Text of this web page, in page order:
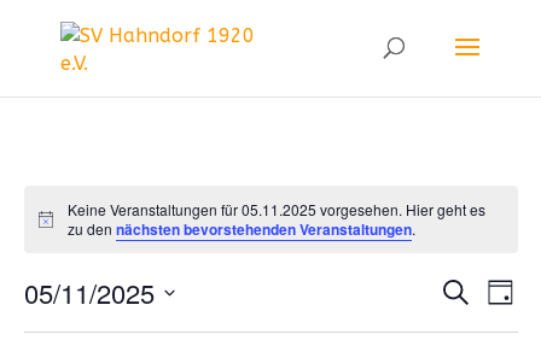
Hinweis
Keine Veranstaltungen für 05.11.2025 vorgesehen. Hier geht es
zu den nächsten bevorstehenden Veranstaltungen.
Suche
Tag
05/11/2025
Datum